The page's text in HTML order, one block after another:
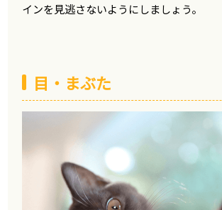
インを見逃さないようにしましょう。
目・まぶた